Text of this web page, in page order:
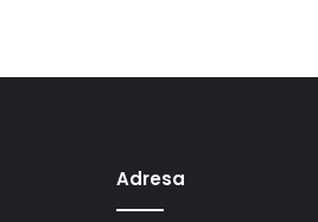
Adresa